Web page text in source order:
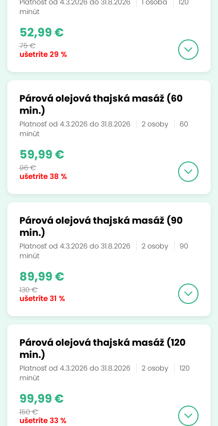
Platnosť od 4.3.2026 do 31.8.2026 1 osoba
120
minút
ušetríte29 %
52,99 €
75 €
Párová olejová thajská masáž (60
min.)
Platnosť od 4.3.2026 do 31.8.2026 2 osoby
60
minút
ušetríte38 %
59,99 €
96 €
Párová olejová thajská masáž (90
min.)
Platnosť od 4.3.2026 do 31.8.2026 2 osoby
90
minút
ušetríte31 %
89,99 €
130 €
Párová olejová thajská masáž (120
min.)
Platnosť od 4.3.2026 do 31.8.2026 2 osoby
120
minút
ušetríte33 %
99,99 €
150 €